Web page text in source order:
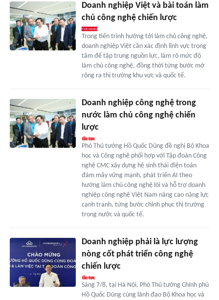
Doanh nghiệp Việt và bài toán làm
chủ công nghệ chiến lược
Trong tiến trình hướng tới làm chủ công nghệ,
doanh nghiệp Việt cần xác định lĩnh vực trọng
tâm để tập trung nguồn lực, làm rõ mức độ
làm chủ công nghệ, đồng thời từng bước mở
rộng ra thị trường khu vực và quốc tế.
Doanh nghiệp công nghệ trong
nước làm chủ công nghệ chiến
lược
Phó Thủ tướng Hồ Quốc Dũng đề nghị Bộ Khoa
học và Công nghệ phối hợp với Tập đoàn Công
nghệ CMC xây dựng hệ sinh thái điện toán
đám mây vững mạnh, phát triển AI theo
hướng làm chủ công nghệ lõi và hỗ trợ doanh
nghiệp công nghệ Việt Nam nâng cao năng lực
cạnh tranh, từng bước chinh phục thị trường
trong nước và quốc tế.
Doanh nghiệp phải là lực lượng
nòng cốt phát triển công nghệ
chiến lược
Sáng 7/8, tại Hà Nội, Phó Thủ tướng Chính phủ
Hồ Quốc Dũng cùng lãnh đạo Bộ Khoa học và